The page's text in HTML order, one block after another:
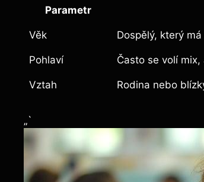
Parametr
Věk Dospělý, který
Pohlaví Často se volí
Vztah Rodina nebo
„`